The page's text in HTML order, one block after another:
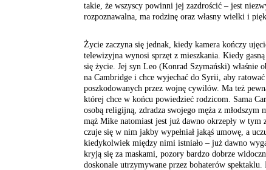
takie, że wszyscy powinni jej zazdrościć – jest
rozpoznawalna, ma rodzinę oraz własny wielki i
Życie zaczyna się jednak, kiedy kamera kończy
telewizyjna wynosi sprzęt z mieszkania. Kiedy gasną
się życie. Jej syn Leo (Konrad Szymański) właśnie
na Cambridge i chce wyjechać do Syrii, aby ratować
poszkodowanych przez wojnę cywilów. Ma też
której chce w końcu powiedzieć rodzicom. Sama
osobą religijną, zdradza swojego męża z młodszym
mąż Mike natomiast jest już dawno okrzepły w tym
czuje się w nim jakby wypełniał jakąś umowę, a
kiedykolwiek między nimi istniało – już dawno
kryją się za maskami, pozory bardzo dobrze
doskonale utrzymywane przez bohaterów spektaklu.